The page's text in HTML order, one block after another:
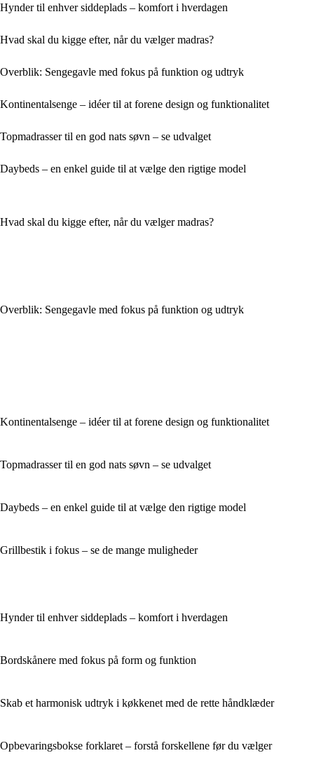
Hynder til enhver siddeplads – komfort i hverdagen
Hvad skal du kigge efter, når du vælger madras?
Overblik: Sengegavle med fokus på funktion og udtryk
Kontinentalsenge – idéer til at forene design og funktionalitet
Topmadrasser til en god nats søvn – se udvalget
Daybeds – en enkel guide til at vælge den rigtige model
Hvad skal du kigge efter, når du vælger madras?
Overblik: Sengegavle med fokus på funktion og udtryk
Kontinentalsenge – idéer til at forene design og funktionalitet
Topmadrasser til en god nats søvn – se udvalget
Daybeds – en enkel guide til at vælge den rigtige model
Grillbestik i fokus – se de mange muligheder
Hynder til enhver siddeplads – komfort i hverdagen
Bordskånere med fokus på form og funktion
Skab et harmonisk udtryk i køkkenet med de rette håndklæder
Opbevaringsbokse forklaret – forstå forskellene før du vælger